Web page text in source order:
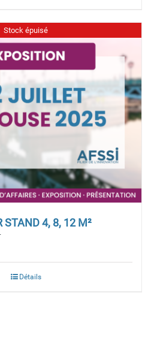
Stock épuisé
STAND 4, 8, 12 M²
Détails